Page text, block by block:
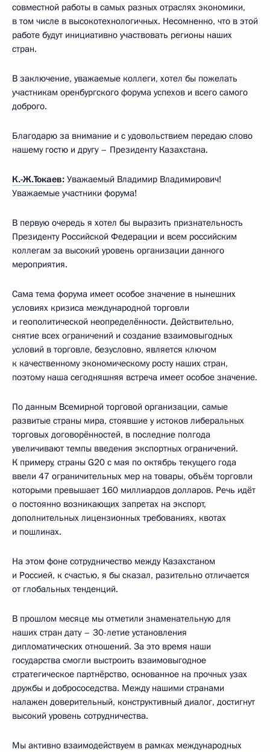
совместной работы в самых разных отраслях экономики,
в том числе в высокотехнологичных. Несомненно, что в этой
работе будут инициативно участвовать регионы наших
стран.
В заключение, уважаемые коллеги, хотел бы пожелать
участникам оренбургского форума успехов и всего самого
доброго.
Благодарю за внимание и с удовольствием передаю слово
нашему гостю и другу – Президенту Казахстана.
К.-Ж.Токаев: Уважаемый Владимир Владимирович!
Уважаемые участники форума!
В первую очередь я хотел бы выразить признательность
Президенту Российской Федерации и всем российским
коллегам за высокий уровень организации данного
мероприятия.
Сама тема форума имеет особое значение в нынешних
условиях кризиса международной торговли
и геополитической неопределённости. Действительно,
снятие всех ограничений и создание взаимовыгодных
условий в торговле, безусловно, является ключом
к качественному экономическому росту наших стран,
поэтому наша сегодняшняя встреча имеет особое значение.
По данным Всемирной торговой организации, самые
развитые страны мира, стоявшие у истоков либеральных
торговых договорённостей, в последние полгода
увеличивают темпы введения экспортных ограничений.
К примеру, страны G20 с мая по октябрь текущего года
ввели 47 ограничительных мер на товары, объём торговли
которыми превышает 160 миллиардов долларов. Речь идёт
о постоянно возникающих запретах на экспорт,
дополнительных лицензионных требованиях, квотах
и пошлинах.
На этом фоне сотрудничество между Казахстаном
и Россией, к счастью, я бы сказал, разительно отличается
от глобальных тенденций.
В прошлом месяце мы отметили знаменательную для
наших стран дату – 30-летие установления
дипломатических отношений. За это время наши
государства смогли выстроить взаимовыгодное
стратегическое партнёрство, основанное на прочных узах
дружбы и добрососедства. Между нашими странами
налажен доверительный, конструктивный диалог, достигнут
высокий уровень сотрудничества.
Мы активно взаимодействуем в рамках международных